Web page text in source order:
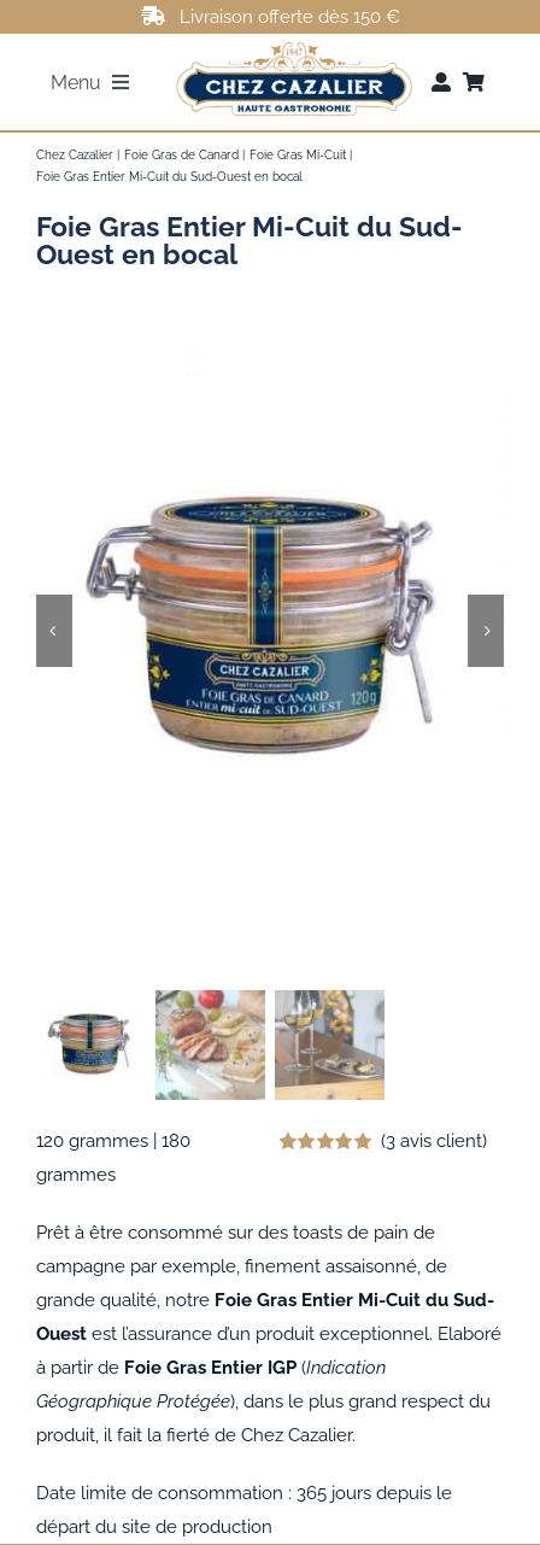
contenu
Livraison offerte dès 150 €
Menu
FOIE GRAS
ROTI DE CANARD
ACCOMPAGNEMENTS
AVANTAGES
Chez Cazalier Foie Gras de Canard
Foie Gras Mi-Cuit
Foie Gras Entier Mi-Cuit du Sud-Ouest en bocal
Foie Gras Entier Mi-Cuit du Sud-
Ouest en bocal
120 grammes | 180
grammes
client
(3avis client)
Prêt à être consommé sur des toasts de pain de
campagne par exemple, finement assaisonné, de
grande qualité, notre Foie Gras Entier Mi-Cuit du Sud-
Ouestest l’assurance d’un produit exceptionnel. Elaboré
à partir de Foie Gras Entier IGP(Indication
Géographique Protégée), dans le plus grand respect du
produit, il fait la fierté de Chez Cazalier.
Date limite de consommation : 365 jours depuis le
départ du site de production